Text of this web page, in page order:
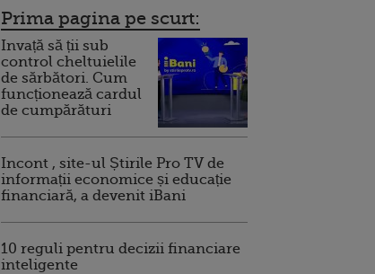
Prima pagina pe scurt:
Invață să ții sub
control cheltuielile
de sărbători. Cum
funcționează cardul
de cumpărături
Incont , site-ul Știrile Pro TV de
informații economice și educație
financiară, a devenit iBani
10 reguli pentru decizii financiare
inteligente